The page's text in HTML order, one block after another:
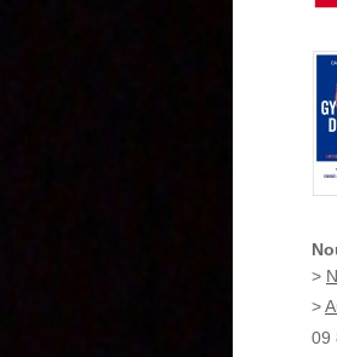
>
>
09